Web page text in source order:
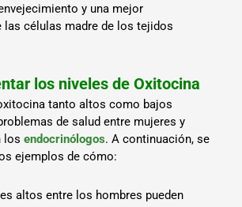
y una mejor
las células madre de los tejidos
los niveles de Oxitocina
tanto altos como bajos
de salud entre mujeres y
losendocrinólogos. A continuación, se
ejemplos de cómo:
altos entre los hombres pueden